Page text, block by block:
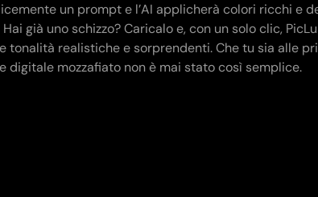
un prompt e l’AI applicherà colori ricchi e
già uno schizzo? Caricalo e, con un solo clic,
tonalità realistiche e sorprendenti. Che tu sia alle
digitale mozzafiato non è mai stato così semplice.